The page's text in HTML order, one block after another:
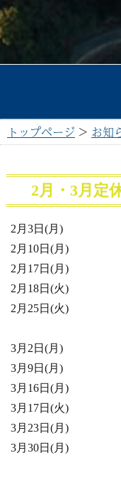
トップページ > お知
2月・3月定
2月3日(月)
2月10日(月)
2月17日(月)
2月18日(火)
2月25日(火)
3月2日(月)
3月9日(月)
3月16日(月)
3月17日(火)
3月23日(月)
3月30日(月)